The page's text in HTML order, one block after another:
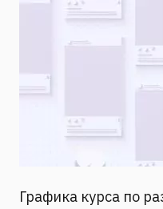
Графика курса по